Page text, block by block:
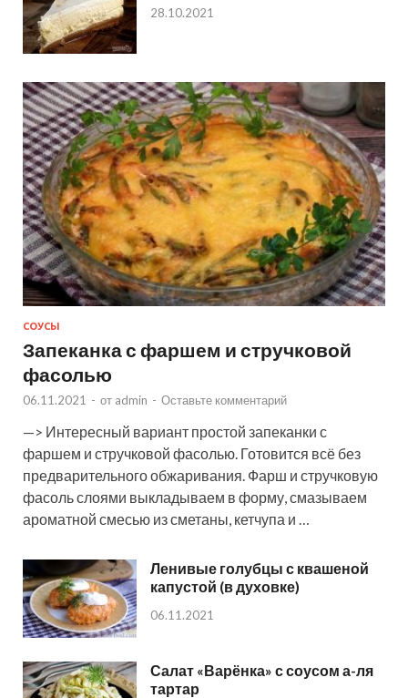
28.10.2021
СОУСЫ
Запеканка с фаршем и стручковой
фасолью
06.11.2021 - от admin - Оставьте комментарий
—> Интересный вариант простой запеканки с
фаршем и стручковой фасолью. Готовится всё без
предварительного обжаривания. Фарш и стручковую
фасоль слоями выкладываем в форму, смазываем
ароматной смесью из сметаны, кетчупа и …
Ленивые голубцы с квашеной
капустой (в духовке)
06.11.2021
Салат «Варёнка» с соусом а-ля
тартар